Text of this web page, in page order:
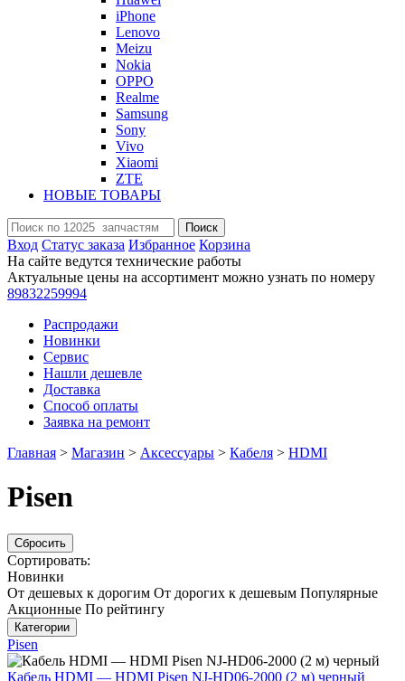
iPhone
Lenovo
Meizu
Nokia
OPPO
Realme
Samsung
Sony
Vivo
Xiaomi
ZTE
НОВЫЕ ТОВАРЫ
Поиск
Вход Статус заказа Избранное Корзина
На сайте ведутся технические работы
Актуальные цены на ассортимент можно узнать по номеру
89832259994
Распродажи
Новинки
Сервис
Нашли дешевле
Доставка
Способ оплаты
Заявка на ремонт
Главная > Магазин > Аксессуары > Кабеля > HDMI
Pisen
Сбросить
Сортировать:
Новинки
От дешевых к дорогим От дорогих к дешевым Популярные
Акционные По рейтингу
Категории
Pisen
Кабель HDMI — HDMI Pisen NJ-HD06-2000 (2 м) черный